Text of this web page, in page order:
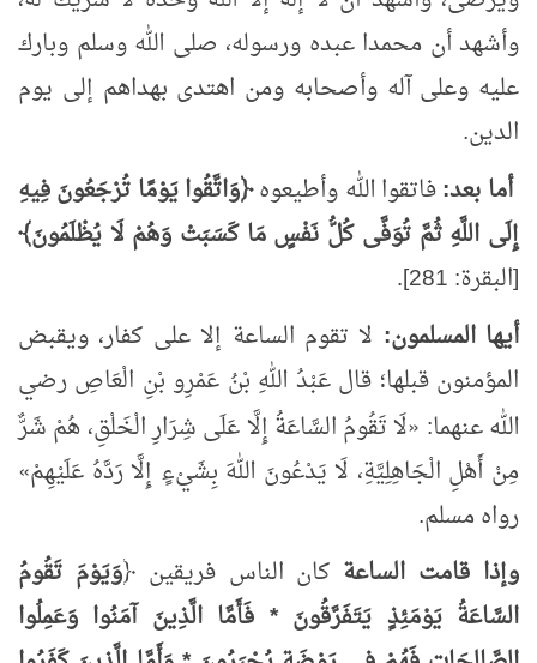
وأشهد أن محمدا عبده ورسوله، صلى الله وسلم وبارك
عليه وعلى آله وأصحابه ومن اهتدى بهداهم إلى يوم
الدين.
أما بعد:فاتقوا الله وأطيعوه﴿وَاتَّقُوا يَوْمًا تُرْجَعُونَ فِيهِ
إِلَى اللَّهِ ثُمَّ تُوَفَّى كُلُّ نَفْسٍ مَا كَسَبَتْ وَهُمْ لَا يُظْلَمُونَ﴾
[البقرة: 281].
أيها المسلمون: لا تقوم الساعة إلا على كفار، ويقبض
المؤمنون قبلها؛ قال عَبْدُ اللهِ بْنُ عَمْرِو بْنِ الْعَاصِ رضي
الله عنهما: «لَا تَقُومُ السَّاعَةُ إِلَّا عَلَىشِرَارِالْخَلْقِ، هُمْ شَرٌّ
مِنْ أَهْلِ الْجَاهِلِيَّةِ، لَا يَدْعُونَ اللهَ بِشَيْءٍ إِلَّا رَدَّهُ عَلَيْهِمْ»
رواه مسلم.
وإذا قامت الساعة كان الناس فريقين ﴿وَيَوْمَ تَقُومُ
السَّاعَةُ يَوْمَئِذٍ يَتَفَرَّقُونَ * فَأَمَّا الَّذِينَ آمَنُوا وَعَمِلُوا